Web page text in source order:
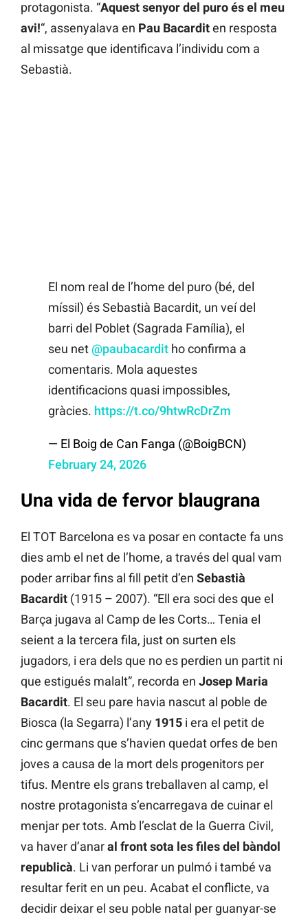
protagonista. “Aquest senyor del puro és el meu
avi!“, assenyalava en Pau Bacarditen resposta
al missatge que identificava l’individu com a
Sebastià.
El nom real de l’home del puro (bé, del
míssil) és Sebastià Bacardit, un veí del
barri del Poblet (Sagrada Família), el
seu net @paubacardit ho confirma a
comentaris. Mola aquestes
identificacions quasi impossibles,
gràcies. https://t.co/9htwRcDrZm
— El Boig de Can Fanga (@BoigBCN)
February 24, 2026
Una vida de fervor blaugrana
El TOT Barcelona es va posar en contacte fa uns
dies amb el net de l’home, a través del qual vam
poder arribar fins al fill petit d’en Sebastià
Bacardit (1915 – 2007). “Ell era soci des que el
Barça jugava al Camp de les Corts… Tenia el
seient a la tercera fila, just on surten els
jugadors, i era dels que no es perdien un partit ni
que estigués malalt”, recorda en Josep Maria
Bacardit. El seu pare havia nascut al poble de
Biosca (la Segarra) l’any 1915 i era el petit de
cinc germans que s’havien quedat orfes de ben
joves a causa de la mort dels progenitors per
tifus. Mentre els grans treballaven al camp, el
nostre protagonista s’encarregava de cuinar el
menjar per tots. Amb l’esclat de la Guerra Civil,
va haver d’anaral front sota les files del bàndol
republicà. Li van perforar un pulmó i també va
resultar ferit en un peu. Acabat el conflicte, va
decidir deixar el seu poble natal per guanyar-se